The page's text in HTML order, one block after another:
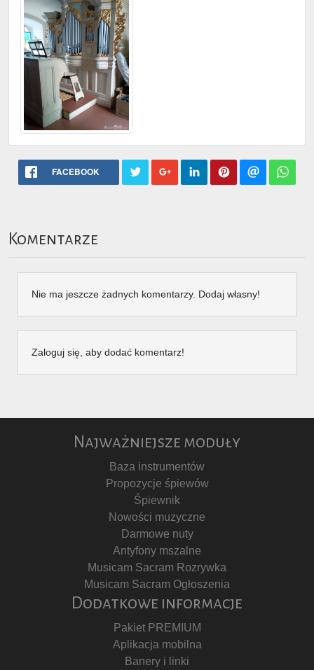
FACEBOOK
Komentarze
Nie ma jeszcze żadnych komentarzy. Dodaj własny!
Zaloguj się, aby dodać komentarz!
Najważniejsze moduły
Baza instrumentów
Propozycje śpiewów
Śpiewnik
Nowości muzyczne
Darmowe nuty
Antyfony mszalne
Musicam Sacram Rozrywka
Musicam Sacram Ogłoszenia
Dodatkowe informacje
Pakiet PREMIUM
Aplikacja mobilna
Banery i linki